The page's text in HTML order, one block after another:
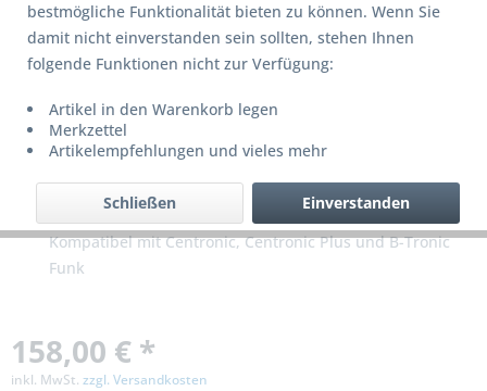
Kompatibel mit Centronic, Centronic Plus und B-Tronic
Funk
158,00 € *
inkl. MwSt. zzgl. Versandkosten
bestmögliche Funktionalität bieten zu können. Wenn Sie
damit nicht einverstanden sein sollten, stehen Ihnen
folgende Funktionen nicht zur Verfügung:
Artikel in den Warenkorb legen
Merkzettel
Artikelempfehlungen und vieles mehr
Einverstanden
Schließen